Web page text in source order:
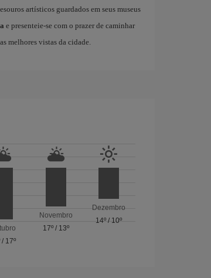
artísticos guardados em seus museus
e presenteie-se com o prazer de caminhar
melhores vistas da cidade.
/ 17º
Novembro
17º/ 13º
Dezembro
14º / 10º